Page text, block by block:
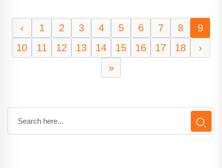
‹ 1 2 3 4 5 6 7 8
9
10
11 12 13 14 15 16 17 18
›
»